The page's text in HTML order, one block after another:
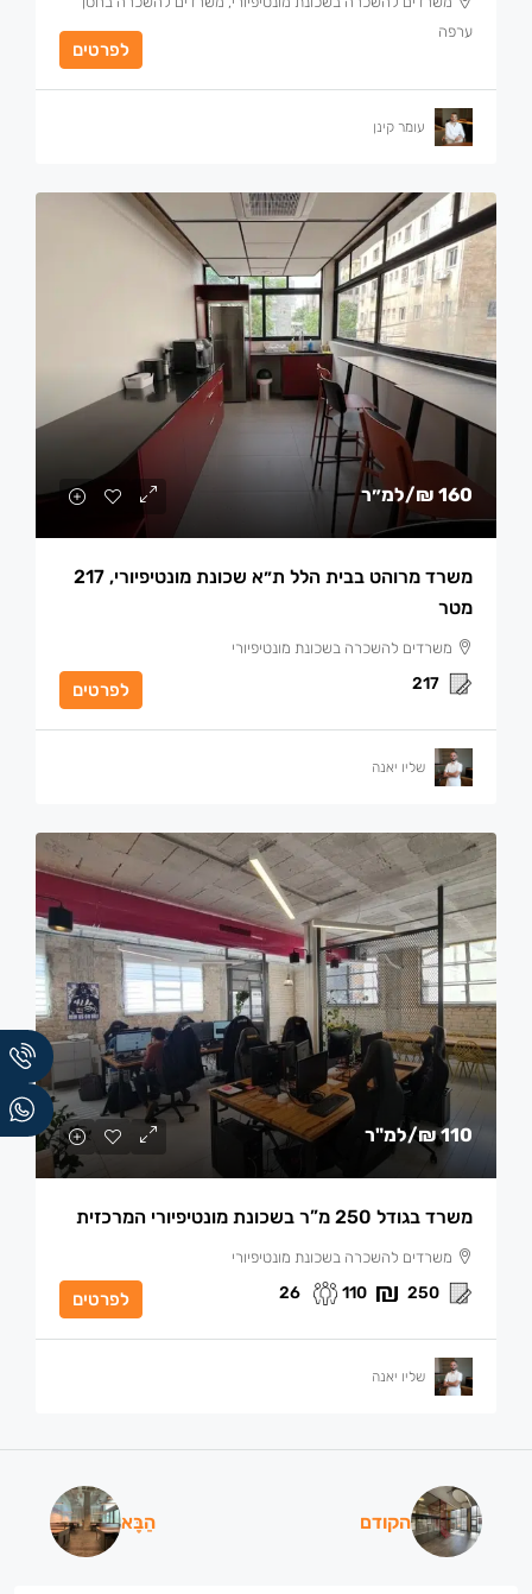
ערפה
לפרטים
עומר קינן
160 ₪ /למ״ר
משרד מרוהט בבית הלל ת״א שכונת מונטיפיורי, 217
מטר
משרדים להשכרה בשכונת מונטיפיורי
217 לפרטים
שליו יאנה
110 ₪ /למ"ר
משרד בגודל 250 מ”ר בשכונת מונטיפיורי המרכזית
משרדים להשכרה בשכונת מונטיפיורי
250
110
26 לפרטים
שליו יאנה
הקודם הַבָּא